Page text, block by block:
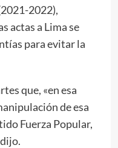
2022),
actas a Lima se
para evitar la
que, «en esa
de esa
Fuerza Popular,